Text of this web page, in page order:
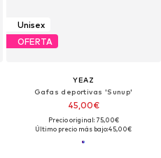
Unisex
OFERTA
YEAZ
Gafas deportivas 'Sunup'
45,00€
Precio original: 75,00€
Último precio más bajo:45,00€